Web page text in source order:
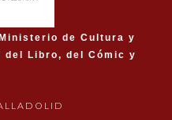
de Cultura y
Libro, del Cómic y